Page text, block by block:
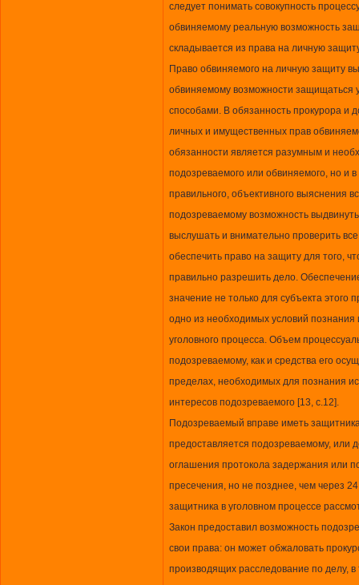
следует понимать совокупность
обвиняемому реальную возможность
складывается из права на личную
Право обвиняемого на личную защиту
обвиняемому возможности защищаться
способами. В обязанность прокурора и
личных и имущественных прав
обязанности является разумным и
подозреваемого или обвиняемого, но и
правильного, объективного выяснения
подозреваемому возможность
выслушать и внимательно проверить
обеспечить право на защиту для того,
правильно разрешить дело.
значение не только для субъекта этого
одно из необходимых условий познания
уголовного процесса. Объем
подозреваемому, как и средства его
пределах, необходимых для познания
интересов подозреваемого [13, с.12].
Подозреваемый вправе иметь
предоставляется подозреваемому, или
оглашения протокола задержания или
пресечения, но не позднее, чем через
защитника в уголовном процессе
Закон предоставил возможность
свои права: он может обжаловать
производящих расследование по делу,